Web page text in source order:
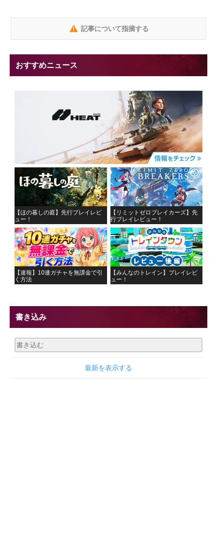
記事について指摘する
おすすめニュース
【ほの暮しの庭】先行プレイレビ
ュー！
【リミットゼロブレイカーズ】先
行プレイレビュー！
【速報】10連ガチャを無課金で引
く方法
【みんなのトレイン】プレイレビ
ュー！
書き込み
最新を表示する